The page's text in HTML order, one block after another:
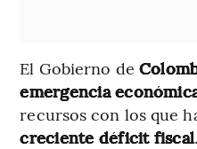
El Gobierno de
emergencia
recursos con los que
creciente déficit fiscal.